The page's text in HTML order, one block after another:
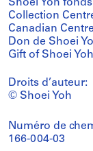
Shoei Yoh fonds
Collection
Canadian
Don de Shoei
Gift of Shoei Yoh
Droits d’auteur:
© Shoei Yoh
Numéro de
166-004-03